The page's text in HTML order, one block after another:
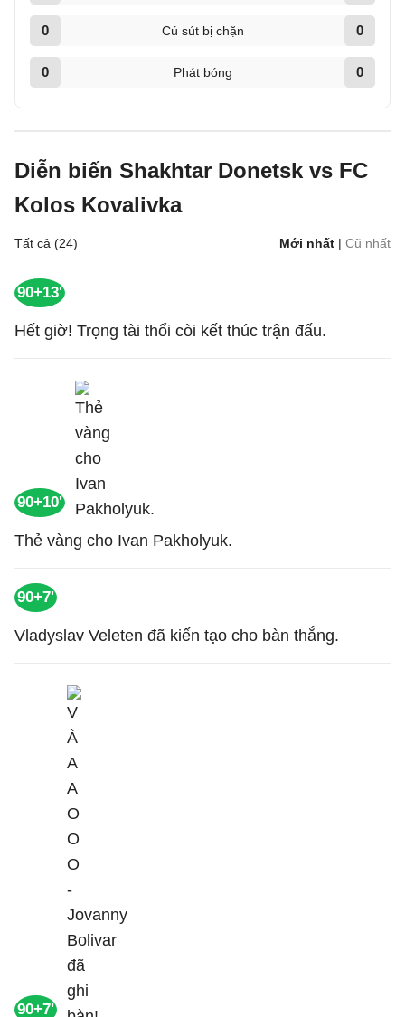
0 Cú sút bị chặn 0
0 Phát bóng 0
Diễn biến Shakhtar Donetsk vs FC
Kolos Kovalivka
Tất cả (24) Mới nhất | Cũ nhất
90+13'
Hết giờ! Trọng tài thổi còi kết thúc trận đấu.
90+10'
Thẻ vàng cho Ivan Pakholyuk.
90+7'
Vladyslav Veleten đã kiến tạo cho bàn thắng.
90+7'